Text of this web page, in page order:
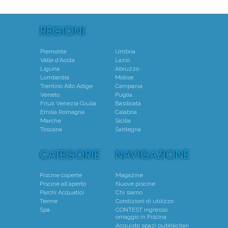
Piemonte
Valle d'Aosta
Liguria
Lombardia
Trentino Alto Adige
Veneto
Friuli Venezia Giulia
Emilia Romagna
Marche
Toscana
Umbria
Lazio
Abruzzo
Molise
Campania
Puglia
Basilicata
Calabria
Sicilia
Sardegna
Piscine coperte
Piscine all'aperto
Parchi Acquatici
Terme
Spa
Magazine
Nuove piscine
Chi siamo
Condizioni di utilizzo
CONTEST ingresso
omaggio in Piscina
Acquisto spazi pubblicitari